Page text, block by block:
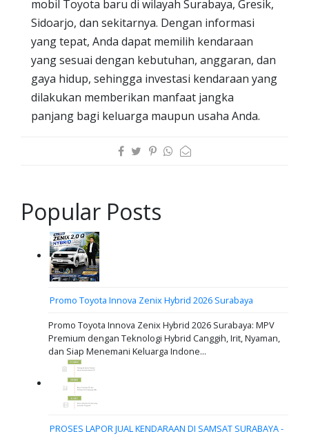
mobil Toyota baru di wilayah Surabaya, Gresik,
Sidoarjo, dan sekitarnya. Dengan informasi
yang tepat, Anda dapat memilih kendaraan
yang sesuai dengan kebutuhan, anggaran, dan
gaya hidup, sehingga investasi kendaraan yang
dilakukan memberikan manfaat jangka
panjang bagi keluarga maupun usaha Anda.
Popular Posts
Promo Toyota Innova Zenix Hybrid 2026 Surabaya
Promo Toyota Innova Zenix Hybrid 2026 Surabaya: MPV
Premium dengan Teknologi Hybrid Canggih, Irit, Nyaman,
dan Siap Menemani Keluarga Indone...
PROSES LAPOR JUAL KENDARAAN DI SAMSAT SURABAYA -